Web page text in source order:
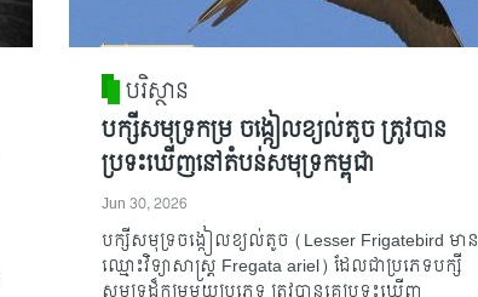
បរិស្ថាន
បក្សីសមុទ្រកម្រ ចង្កៀលខ្យល់តូច ត្រូវបាន
ប្រទះឃើញនៅតំបន់សមុទ្រកម្ពុជា
Jun 30, 2026
បក្សីសមុទ្រចង្កៀលខ្យល់តូច (Lesser Frigatebird មាន
ឈ្មោះវិទ្យាសាស្ត្រ Fregata ariel) ដែលជាប្រភេទបក្សី